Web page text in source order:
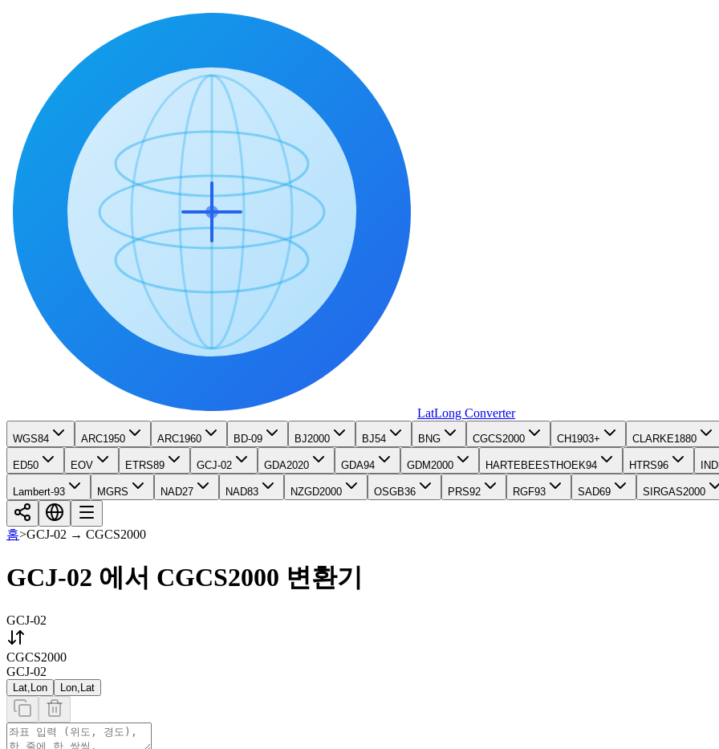
LatLong Converter
WGS84 ARC1950 ARC1960 BD-09 BJ2000 BJ54 BNG CGCS2000 CH1903+ CLARKE1880
ED50 EOV ETRS89 GCJ-02 GDA2020 GDA94 GDM2000 HARTEBEESTHOEK94 HTRS96
Lambert-93 MGRS NAD27 NAD83 NZGD2000 OSGB36 PRS92 RGF93 SAD69 SIRGAS2000
홈>GCJ-02 → CGCS2000
GCJ-02 에서 CGCS2000 변환기
GCJ-02
CGCS2000
GCJ-02
Lat,Lon Lon,Lat